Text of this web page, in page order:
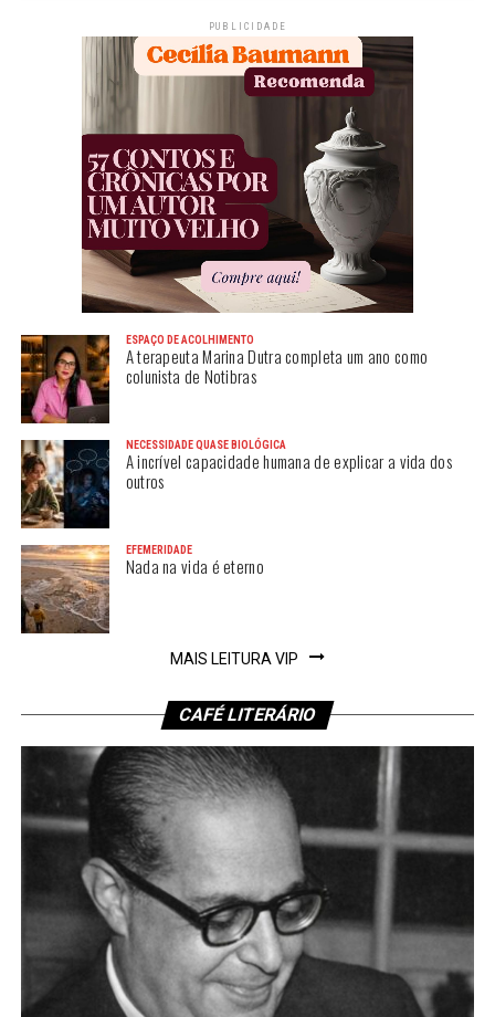
PUBLICIDADE
ESPAÇO DE ACOLHIMENTO
A terapeuta Marina Dutra completa um ano como
colunista de Notibras
NECESSIDADE QUASE BIOLÓGICA
A incrível capacidade humana de explicar a vida dos
outros
EFEMERIDADE
Nada na vida é eterno
MAIS LEITURA VIP
CAFÉ LITERÁRIO